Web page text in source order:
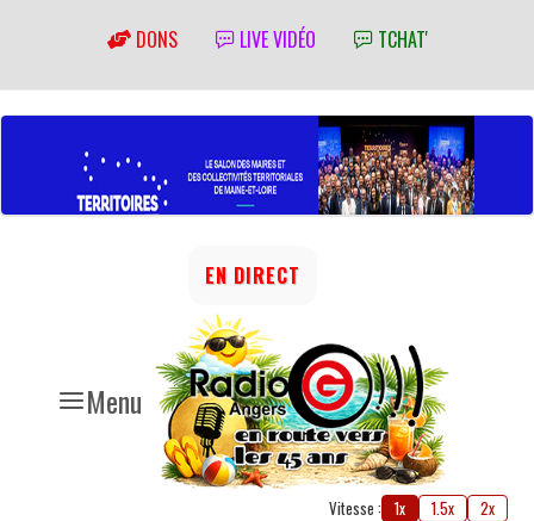
DONS LIVE VIDÉO TCHAT'
Menu
EN DIRECT
Vitesse : 1x 1.5x 2x